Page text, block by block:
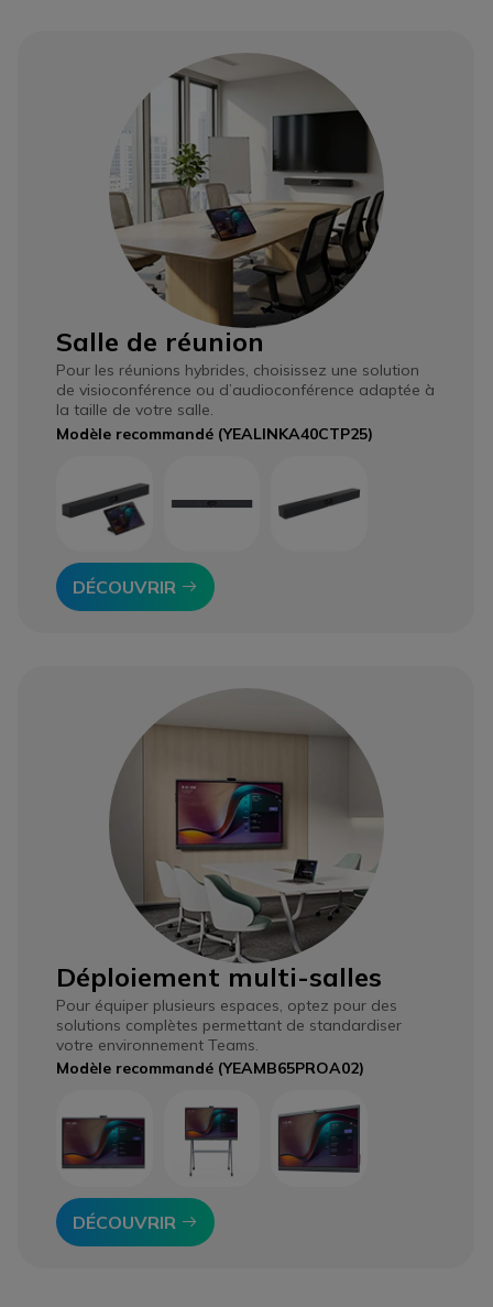
Salle de réunion
Pour les réunions hybrides, choisissez une solution
de visioconférence ou d’audioconférence adaptée à
la taille de votre salle.
Modèle recommandé (YEALINKA40CTP25)
DÉCOUVRIR Icon
Déploiement multi-salles
Pour équiper plusieurs espaces, optez pour des
solutions complètes permettant de standardiser
votre environnement Teams.
Modèle recommandé (YEAMB65PROA02)
DÉCOUVRIR Icon